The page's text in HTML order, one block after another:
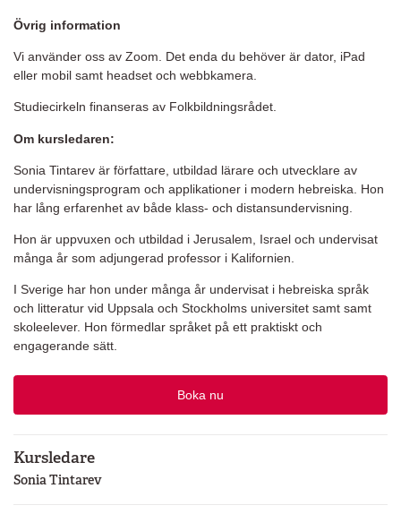
Övrig information
Vi använder oss av Zoom. Det enda du behöver är dator, iPad
eller mobil samt headset och webbkamera.
Studiecirkeln finanseras av Folkbildningsrådet.
Om kursledaren:
Sonia Tintarev är författare, utbildad lärare och utvecklare av
undervisningsprogram och applikationer i modern hebreiska. Hon
har lång erfarenhet av både klass- och distansundervisning.
Hon är uppvuxen och utbildad i Jerusalem, Israel och undervisat
många år som adjungerad professor i Kalifornien.
I Sverige har hon under många år undervisat i hebreiska språk
och litteratur vid Uppsala och Stockholms universitet samt samt
skoleelever. Hon förmedlar språket på ett praktiskt och
engagerande sätt.
Boka nu
Kursledare
Sonia Tintarev